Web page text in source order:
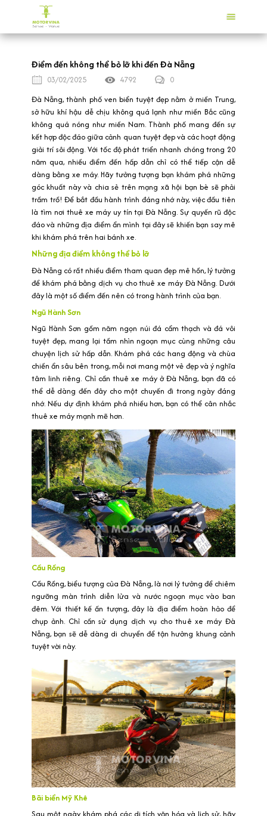
Điểm đến không thể bỏ lỡ khi đến Đà Nẵng
03/02/2025 4792
0
Đà Nẵng, thành phố ven biển tuyệt đẹp nằm ở miền Trung,
sở hữu khí hậu dễ chịu không quá lạnh như miền Bắc cũng
không quá nóng như miền Nam. Thành phố mang đến sự
kết hợp độc đáo giữa cảnh quan tuyệt đẹp và các hoạt động
giải trí sôi động. Với tốc độ phát triển nhanh chóng trong 20
năm qua, nhiều điểm đến hấp dẫn chỉ có thể tiếp cận dễ
dàng bằng xe máy. Hãy tưởng tượng bạn khám phá những
góc khuất này và chia sẻ trên mạng xã hội bạn bè sẽ phải
trầm trồ! Để bắt đầu hành trình đáng nhớ này, việc đầu tiên
là tìm nơi thuê xe máy uy tín tại Đà Nẵng. Sự quyến rũ độc
đáo và những địa điểm ẩn mình tại đây sẽ khiến bạn say mê
khi khám phá trên hai bánh xe.
Những địa điểm không thể bỏ lỡ
Đà Nẵng có rất nhiều điểm tham quan đẹp mê hồn, lý tưởng
để khám phá bằng dịch vụ cho thuê xe máy Đà Nẵng. Dưới
đây là một số điểm đến nên có trong hành trình của bạn.
Ngũ Hành Sơn
Ngũ Hành Sơn gồm năm ngọn núi đá cẩm thạch và đá vôi
tuyệt đẹp, mang lại tầm nhìn ngoạn mục cùng những câu
chuyện lịch sử hấp dẫn. Khám phá các hang động và chùa
chiền ẩn sâu bên trong, mỗi nơi mang một vẻ đẹp và ý nghĩa
tâm linh riêng. Chỉ cần thuê xe máy ở Đà Nẵng, bạn đã có
thể dễ dàng đến đây cho một chuyến đi trong ngày đáng
nhớ. Nếu dự định khám phá nhiều hơn, bạn có thể cân nhắc
thuê xe máy mạnh mẽ hơn.
Cầu Rồng
Cầu Rồng, biểu tượng của Đà Nẵng, là nơi lý tưởng để chiêm
ngưỡng màn trình diễn lửa và nước ngoạn mục vào ban
đêm. Với thiết kế ấn tượng, đây là địa điểm hoàn hảo để
chụp ảnh. Chỉ cần sử dụng dịch vụ cho thuê xe máy Đà
Nẵng, bạn sẽ dễ dàng di chuyển để tận hưởng khung cảnh
tuyệt vời này.
Bãi biển Mỹ Khê
Sau một ngày khám phá các di tích văn hóa và lịch sử, hãy